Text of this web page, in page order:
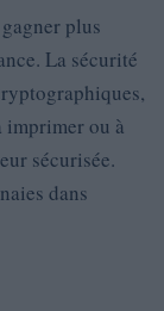
plus
La sécurité
imprimer ou à
sécurisée.
dans